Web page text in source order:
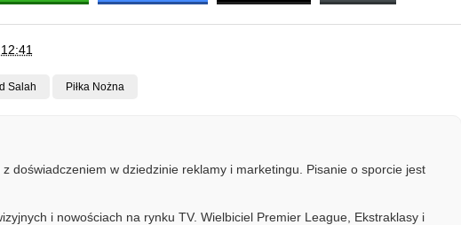
Salah Piłka Nożna
doświadczeniem w dziedzinie reklamy i marketingu. Pisanie o sporcie jest
i nowościach na rynku TV. Wielbiciel Premier League, Ekstraklasy i